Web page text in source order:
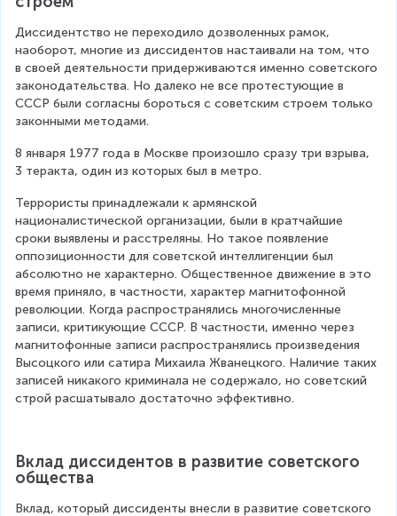
Диссидентство не переходило дозволенных рамок,
наоборот, многие из диссидентов настаивали на том, что
в своей деятельности придерживаются именно советского
законодательства. Но далеко не все протестующие в
СССР были согласны бороться с советским строем только
законными методами.
8 января 1977 года в Москве произошло сразу три взрыва,
3 теракта, один из которых был в метро.
Террористы принадлежали к армянской
националистической организации, были в кратчайшие
сроки выявлены и расстреляны. Но такое появление
оппозиционности для советской интеллигенции был
абсолютно не характерно. Общественное движение в это
время приняло, в частности, характер магнитофонной
революции. Когда распространялись многочисленные
записи, критикующие СССР. В частности, именно через
магнитофонные записи распространялись произведения
Высоцкого или сатира Михаила Жванецкого. Наличие таких
записей никакого криминала не содержало, но советский
строй расшатывало достаточно эффективно.
Вклад диссидентов в развитие советского
общества
Вклад, который диссиденты внесли в развитие советского